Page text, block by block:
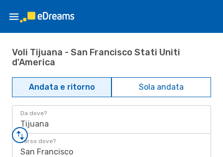
Voli Tijuana - San Francisco Stati Uniti
d'America
Andata e ritorno Sola andata
Da dove?
Tijuana
Verso dove?
San Francisco